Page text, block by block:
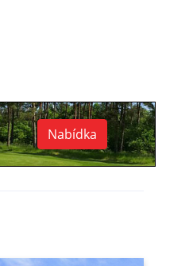
Nabídka